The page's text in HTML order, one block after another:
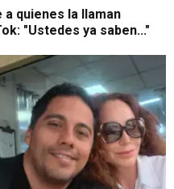
quienes la llaman
"Ustedes ya saben..."